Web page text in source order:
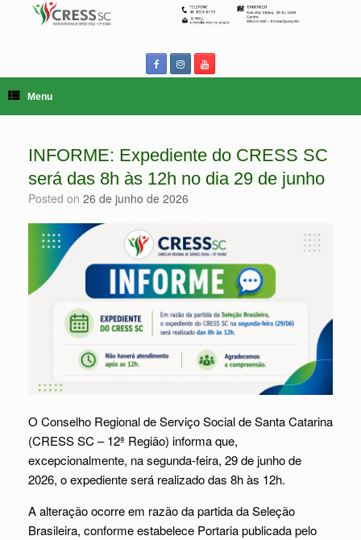
Menu
INFORME: Expediente do CRESS SC
será das 8h às 12h no dia 29 de junho
Posted on 26 de junho de 2026
O Conselho Regional de Serviço Social de Santa Catarina
(CRESS SC – 12ª Região) informa que,
excepcionalmente, na segunda-feira, 29 de junho de
2026, o expediente será realizado das 8h às 12h.
A alteração ocorre em razão da partida da Seleção
Brasileira, conforme estabelece Portaria publicada pelo